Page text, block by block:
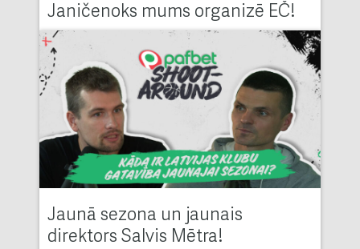
Janičenoks mums organizē EČ!
Jaunā sezona un jaunais
direktors Salvis Mētra!